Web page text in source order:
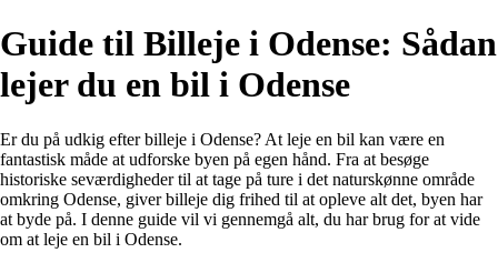
Guide til Billeje i Odense: Sådan
lejer du en bil i Odense
Er du på udkig efter billeje i Odense? At leje en bil kan være en
fantastisk måde at udforske byen på egen hånd. Fra at besøge
historiske seværdigheder til at tage på ture i det naturskønne område
omkring Odense, giver billeje dig frihed til at opleve alt det, byen har
at byde på. I denne guide vil vi gennemgå alt, du har brug for at vide
om at leje en bil i Odense.